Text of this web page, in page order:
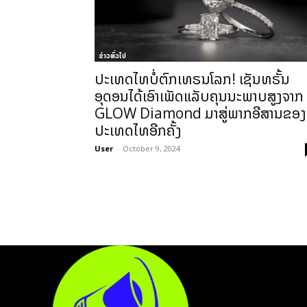
ຂ່າວທົ່ວໄປ
ປະເທດໄທບໍ່ຕົກເທຣນໂລກ! ເຊັນທຣັ້ນ
ອຸດອນໄດ້ເອົາເພັດແລັບຄຸນນະພາບສູງຈາກ
GLOW Diamond ມາສູ່ພາກອີສານຂອງ
ປະເທດໄທອີກຄັ້ງ
User - October 9, 2024